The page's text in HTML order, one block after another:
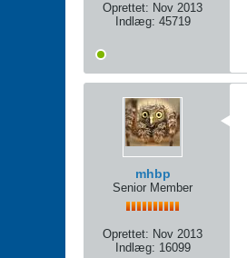
Oprettet: Nov 2013
Indlæg: 45719
mhbp
Senior Member
Oprettet: Nov 2013
Indlæg: 16099